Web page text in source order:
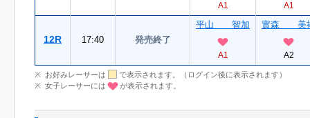
A1 A1
12R 17:40 発売終了
平山 智加
A1
實森 美
A2
お好みレーサーは
で表示されます。（ログイン後に表示されます）
女子レーサーには
が表示されます。